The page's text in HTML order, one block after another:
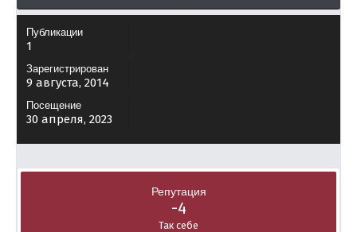
Публикации
1
Зарегистрирован
9 августа, 2014
Посещение
30 апреля, 2023
Репутация
-4
Так себе